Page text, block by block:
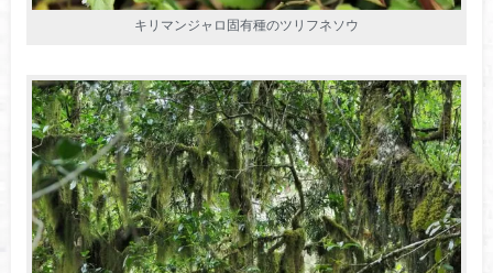
キリマンジャロ固有種のツリフネソウ